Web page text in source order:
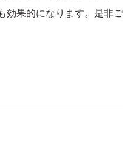
効果的になります。是非ご